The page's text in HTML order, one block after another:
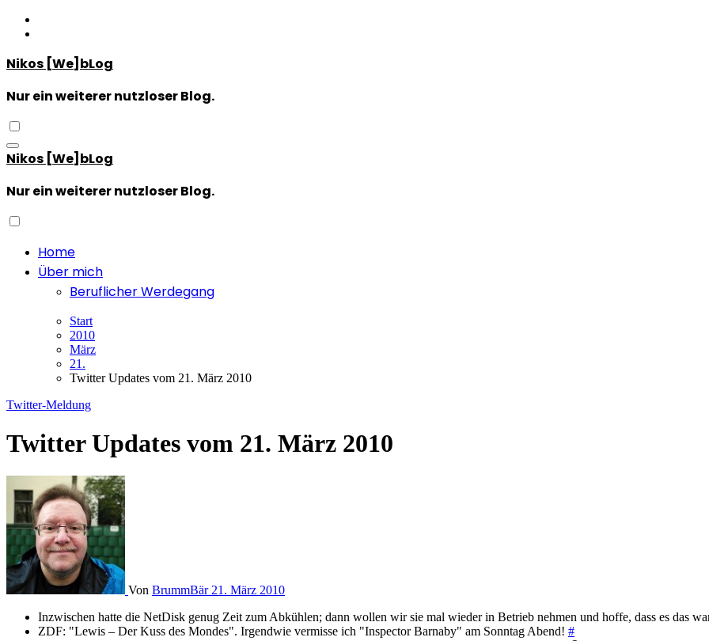
Zum
Inhalt
Nikos [We]bLog
Nur ein weiterer nutzloser Blog.
Nikos [We]bLog
Nur ein weiterer nutzloser Blog.
Home
Über mich
Beruflicher Werdegang
Start
2010
März
21.
Twitter Updates vom 21. März 2010
Twitter-Meldung
Twitter Updates vom 21. März 2010
Von BrummBär 21. März 2010
Inzwischen hatte die NetDisk genug Zeit zum Abkühlen; dann wollen wir sie mal wieder in Betrieb nehmen und hoffe, dass es das
ZDF: "Lewis – Der Kuss des Mondes". Irgendwie vermisse ich "Inspector Barnaby" am Sonntag Abend! #